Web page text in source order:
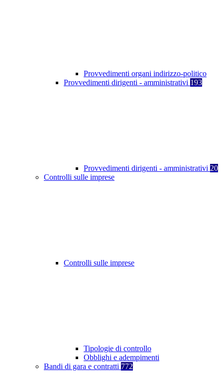
Provvedimenti organi indirizzo-politico
Provvedimenti dirigenti - amministrativi 193
Provvedimenti dirigenti - amministrativi 20
Controlli sulle imprese
Controlli sulle imprese
Tipologie di controllo
Obblighi e adempimenti
Bandi di gara e contratti 772